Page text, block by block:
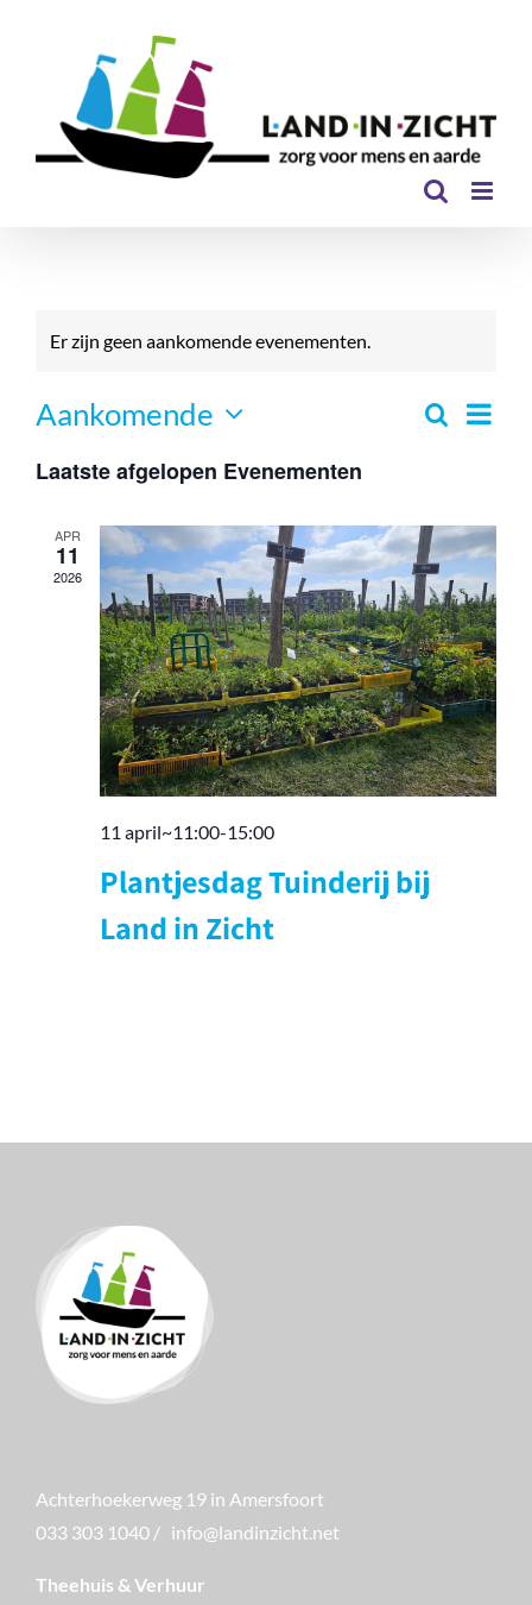
Er zijn geen aankomende evenementen.
Zoeken
Lijst
Aankomende
een
Laatste afgelopen Evenementen
APR
11
2026
11 april~11:00-15:00
Plantjesdag Tuinderij bij
Land in Zicht
Achterhoekerweg 19 in Amersfoort
033 303 1040 / info@landinzicht.net
Theehuis & Verhuur